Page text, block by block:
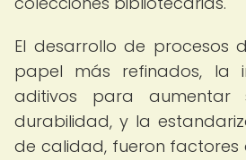
El desarrollo de procesos
papel más refinados, la
aditivos para aumentar
durabilidad, y la
de calidad, fueron factores